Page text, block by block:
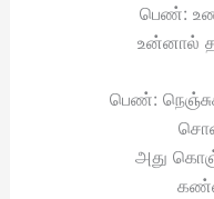
பெண்:
உன்னால்
பெண்:
அது